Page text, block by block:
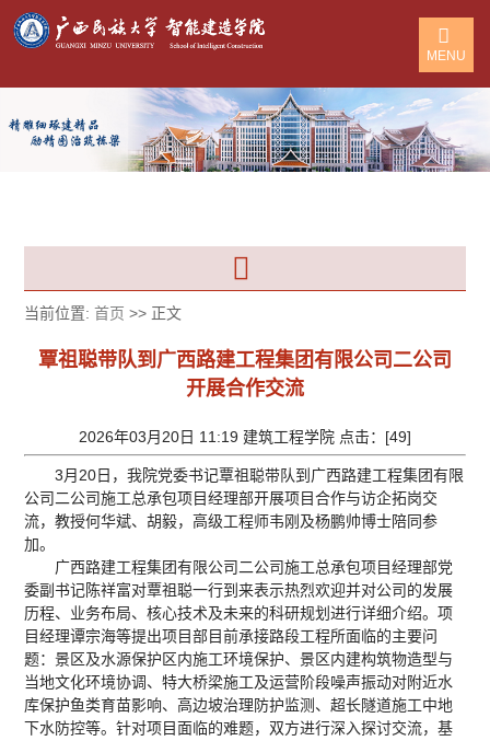
MENU
当前位置:首页 >> 正文
覃祖聪带队到广西路建工程集团有限公司二公司
开展合作交流
2026年03月20日 11:19 建筑工程学院 点击：[49]
3月20日，我院党委书记覃祖聪带队到广西路建工程集团有限
公司二公司施工总承包项目经理部开展项目合作与访企拓岗交
流，教授何华斌、胡毅，高级工程师韦刚及杨鹏帅博士陪同参
加。
广西路建工程集团有限公司二公司施工总承包项目经理部党
委副书记陈祥富对覃祖聪一行到来表示热烈欢迎并对公司的发展
历程、业务布局、核心技术及未来的科研规划进行详细介绍。项
目经理谭宗海等提出项目部目前承接路段工程所面临的主要问
题：景区及水源保护区内施工环境保护、景区内建构筑物造型与
当地文化环境协调、特大桥梁施工及运营阶段噪声振动对附近水
库保护鱼类育苗影响、高边坡治理防护监测、超长隧道施工中地
下水防控等。针对项目面临的难题，双方进行深入探讨交流，基